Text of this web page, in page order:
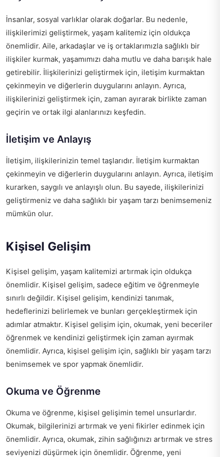
İnsanlar, sosyal varlıklar olarak doğarlar. Bu nedenle,
ilişkilerimizi geliştirmek, yaşam kalitemiz için oldukça
önemlidir. Aile, arkadaşlar ve iş ortaklarımızla sağlıklı bir
ilişkiler kurmak, yaşamımızı daha mutlu ve daha barışık hale
getirebilir. İlişkilerinizi geliştirmek için, iletişim kurmaktan
çekinmeyin ve diğerlerin duygularını anlayın. Ayrıca,
ilişkilerinizi geliştirmek için, zaman ayırarak birlikte zaman
geçirin ve ortak ilgi alanlarınızı keşfedin.
İletişim ve Anlayış
İletişim, ilişkilerinizin temel taşlarıdır. İletişim kurmaktan
çekinmeyin ve diğerlerin duygularını anlayın. Ayrıca, iletişim
kurarken, saygılı ve anlayışlı olun. Bu sayede, ilişkilerinizi
geliştirmeniz ve daha sağlıklı bir yaşam tarzı benimsemeniz
mümkün olur.
Kişisel Gelişim
Kişisel gelişim, yaşam kalitemizi artırmak için oldukça
önemlidir. Kişisel gelişim, sadece eğitim ve öğrenmeyle
sınırlı değildir. Kişisel gelişim, kendinizi tanımak,
hedeflerinizi belirlemek ve bunları gerçekleştirmek için
adımlar atmaktır. Kişisel gelişim için, okumak, yeni beceriler
öğrenmek ve kendinizi geliştirmek için zaman ayırmak
önemlidir. Ayrıca, kişisel gelişim için, sağlıklı bir yaşam tarzı
benimsemek ve spor yapmak önemlidir.
Okuma ve Öğrenme
Okuma ve öğrenme, kişisel gelişimin temel unsurlardır.
Okumak, bilgilerinizi artırmak ve yeni fikirler edinmek için
önemlidir. Ayrıca, okumak, zihin sağlığınızı artırmak ve stres
seviyenizi düşürmek için önemlidir. Öğrenme, yeni